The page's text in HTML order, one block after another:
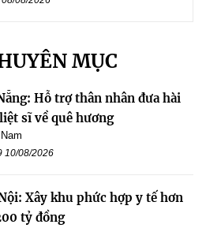
MỤC
Hỗ trợ thân nhân đưa hài
sĩ về quê hương
10/08/2026
Xây khu phức hợp y tế hơn
tỷ đồng